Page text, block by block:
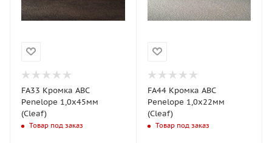
FA33 Кромка АВС
Penelope 1,0х45мм
(Cleaf)
Товар под заказ
FA44 Кромка АВС
Penelope 1,0х22мм
(Cleaf)
Товар под заказ